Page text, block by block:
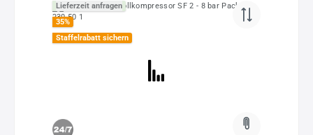
Lieferzeit anfragen
35%
Staffelrabatt sichern